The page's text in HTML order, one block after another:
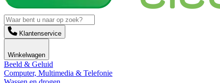
Klantenservice
Winkelwagen
Beeld & Geluid
Computer, Multimedia & Telefonie